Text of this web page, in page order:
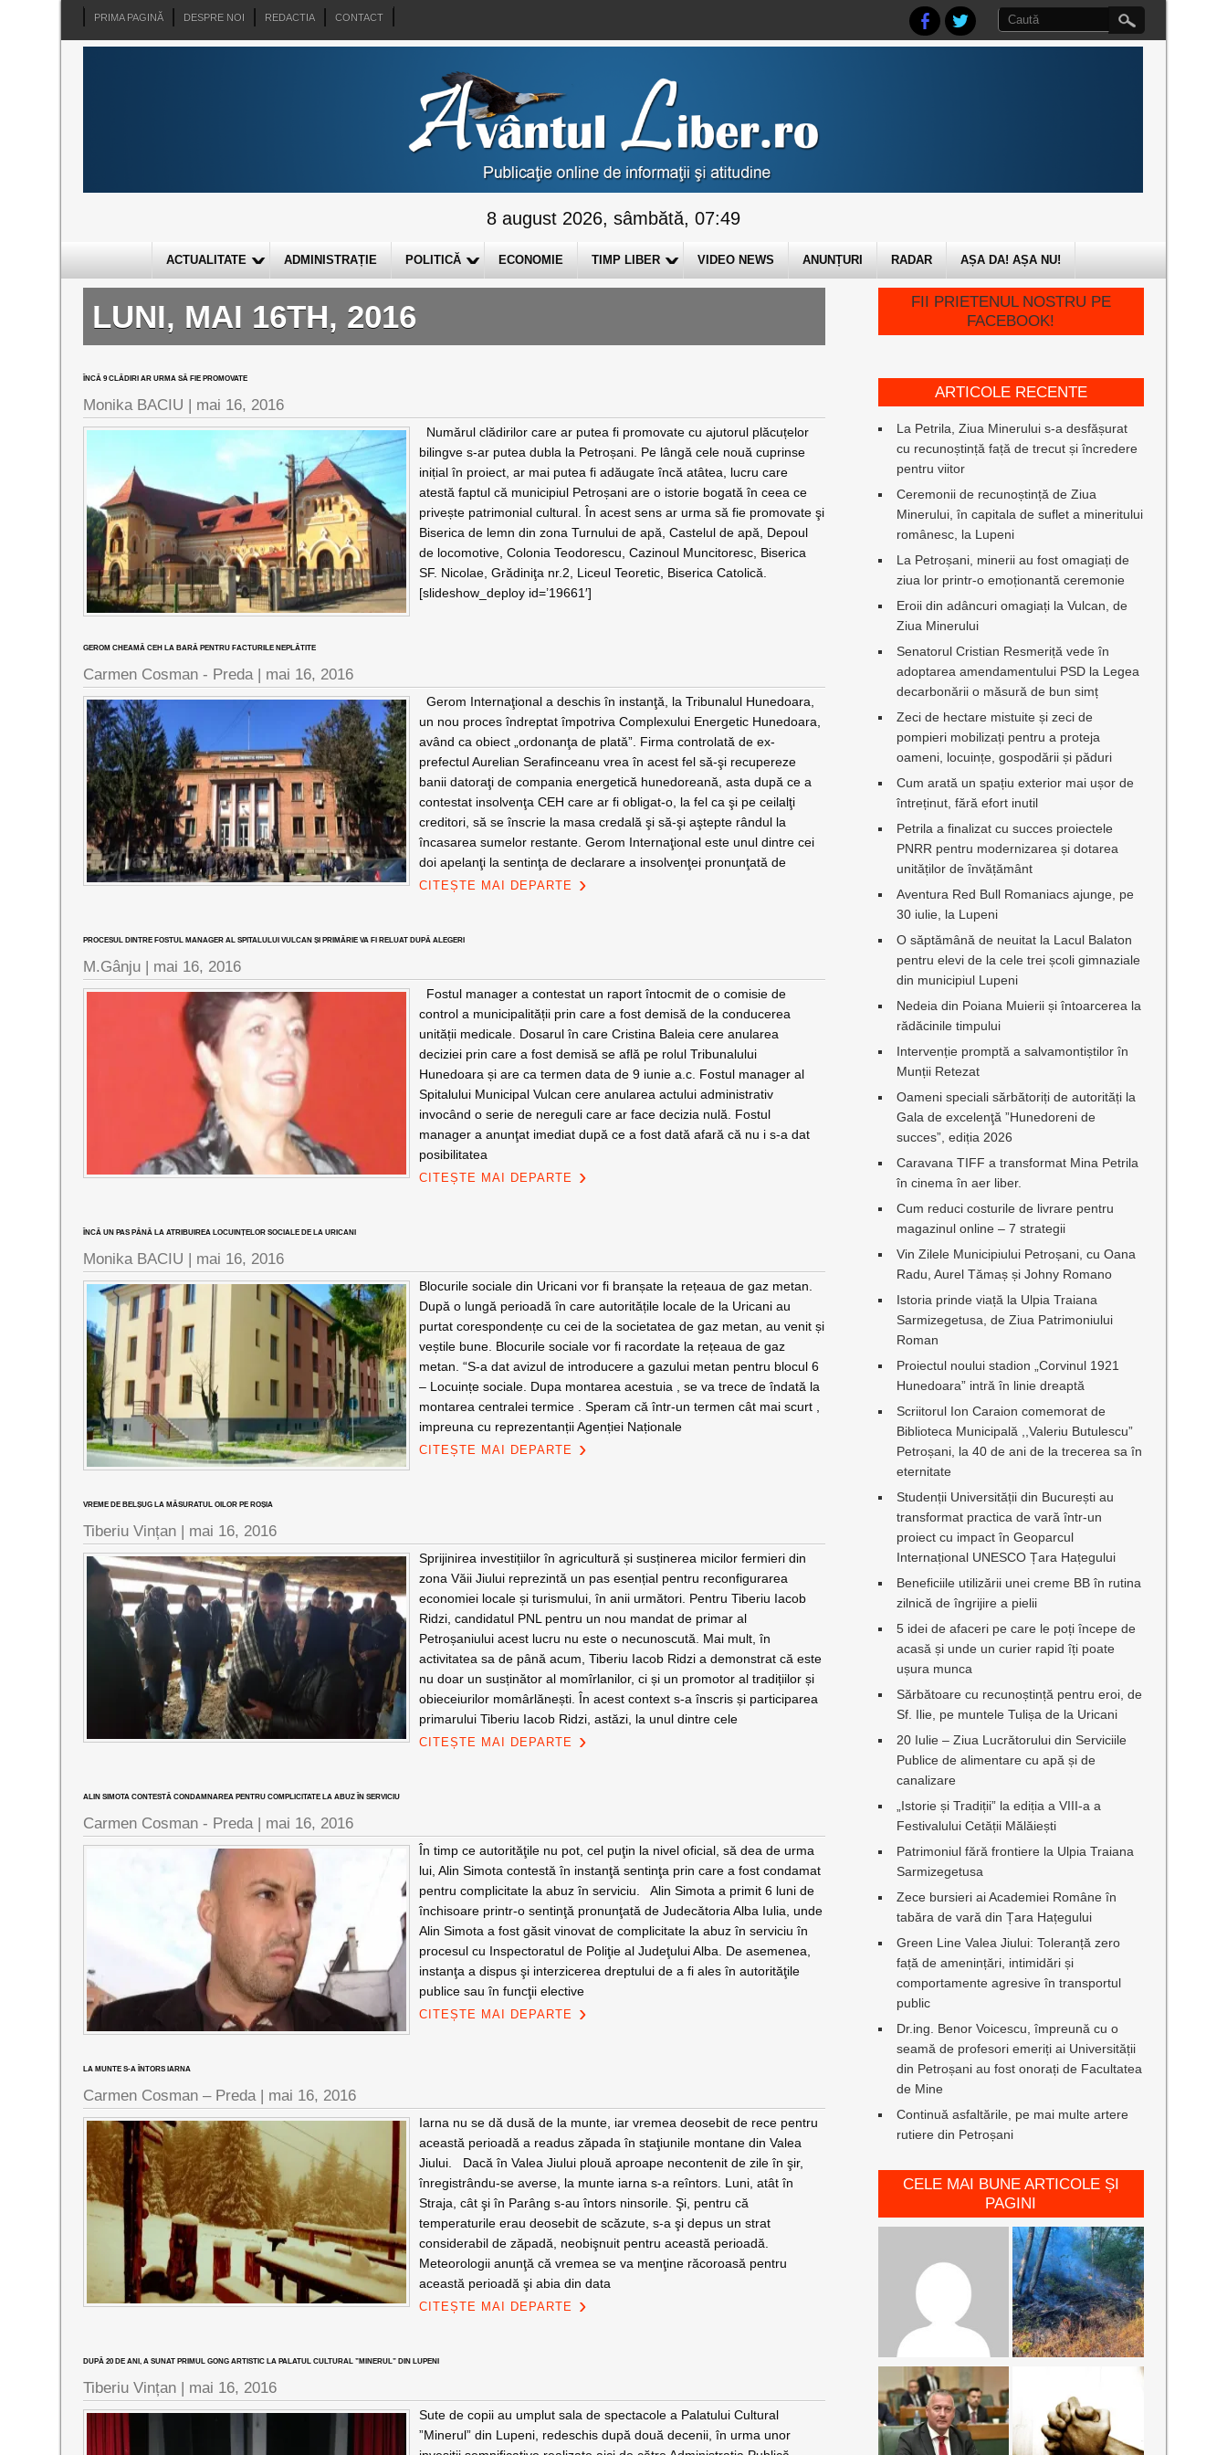
PRIMA PAGINĂ DESPRE NOI REDACTIA CONTACT
8 august 2026, sâmbătă, 07:49
ACTUALITATE ADMINISTRAȚIE POLITICĂ ECONOMIE TIMP LIBER VIDEO NEWS ANUNȚURI RADAR AȘA DA! AȘA NU!
LUNI, MAI 16TH, 2016
ÎNCĂ 9 CLĂDIRI AR URMA SĂ FIE PROMOVATE
Monika BACIU | mai 16, 2016
Numărul clădirilor care ar putea fi promovate cu ajutorul plăcuțelor
bilingve s-ar putea dubla la Petroșani. Pe lângă cele nouă cuprinse
inițial în proiect, ar mai putea fi adăugate încă atâtea, lucru care
atestă faptul că municipiul Petroșani are o istorie bogată în ceea ce
privește patrimonial cultural. În acest sens ar urma să fie promovate şi
Biserica de lemn din zona Turnului de apă, Castelul de apă, Depoul
de locomotive, Colonia Teodorescu, Cazinoul Muncitoresc, Biserica
SF. Nicolae, Grădiniţa nr.2, Liceul Teoretic, Biserica Catolică.
[slideshow_deploy id=’19661′]
GEROM CHEAMĂ CEH LA BARĂ PENTRU FACTURILE NEPLĂTITE
Carmen Cosman - Preda | mai 16, 2016
Gerom Internaţional a deschis în instanţă, la Tribunalul Hunedoara,
un nou proces îndreptat împotriva Complexului Energetic Hunedoara,
având ca obiect „ordonanţa de plată”. Firma controlată de ex-
prefectul Aurelian Serafinceanu vrea în acest fel să-şi recupereze
banii datoraţi de compania energetică hunedoreană, asta după ce a
contestat insolvenţa CEH care ar fi obligat-o, la fel ca şi pe ceilalţi
creditori, să se înscrie la masa credală şi să-şi aştepte rândul la
încasarea sumelor restante. Gerom Internaţional este unul dintre cei
doi apelanţi la sentinţa de declarare a insolvenţei pronunţată de
CITEȘTE MAI DEPARTE
PROCESUL DINTRE FOSTUL MANAGER AL SPITALULUI VULCAN ȘI PRIMĂRIE VA FI RELUAT DUPĂ ALEGERI
M.Gânju | mai 16, 2016
Fostul manager a contestat un raport întocmit de o comisie de
control a municipalității prin care a fost demisă de la conducerea
unității medicale. Dosarul în care Cristina Baleia cere anularea
deciziei prin care a fost demisă se află pe rolul Tribunalului
Hunedoara și are ca termen data de 9 iunie a.c. Fostul manager al
Spitalului Municipal Vulcan cere anularea actului administrativ
invocând o serie de nereguli care ar face decizia nulă. Fostul
manager a anunţat imediat după ce a fost dată afară că nu i s-a dat
posibilitatea
CITEȘTE MAI DEPARTE
ÎNCĂ UN PAS PÂNĂ LA ATRIBUIREA LOCUINȚELOR SOCIALE DE LA URICANI
Monika BACIU | mai 16, 2016
Blocurile sociale din Uricani vor fi branșate la rețeaua de gaz metan.
După o lungă perioadă în care autoritățile locale de la Uricani au
purtat corespondențe cu cei de la societatea de gaz metan, au venit și
veștile bune. Blocurile sociale vor fi racordate la rețeaua de gaz
metan. “S-a dat avizul de introducere a gazului metan pentru blocul 6
– Locuințe sociale. Dupa montarea acestuia , se va trece de îndată la
montarea centralei termice . Speram că într-un termen cât mai scurt ,
impreuna cu reprezentanții Agenției Naționale
CITEȘTE MAI DEPARTE
VREME DE BELȘUG LA MĂSURATUL OILOR PE ROȘIA
Tiberiu Vințan | mai 16, 2016
Sprijinirea investițiilor în agricultură și susținerea micilor fermieri din
zona Văii Jiului reprezintă un pas esențial pentru reconfigurarea
economiei locale și turismului, în anii următori. Pentru Tiberiu Iacob
Ridzi, candidatul PNL pentru un nou mandat de primar al
Petroșaniului acest lucru nu este o necunoscută. Mai mult, în
activitatea sa de până acum, Tiberiu Iacob Ridzi a demonstrat că este
nu doar un susținător al momîrlanilor, ci și un promotor al tradițiilor și
obieceiurilor momârlănești. În acest context s-a înscris și participarea
primarului Tiberiu Iacob Ridzi, astăzi, la unul dintre cele
CITEȘTE MAI DEPARTE
ALIN SIMOTA CONTESTĂ CONDAMNAREA PENTRU COMPLICITATE LA ABUZ ÎN SERVICIU
Carmen Cosman - Preda | mai 16, 2016
În timp ce autorităţile nu pot, cel puţin la nivel oficial, să dea de urma
lui, Alin Simota contestă în instanţă sentinţa prin care a fost condamat
pentru complicitate la abuz în serviciu. Alin Simota a primit 6 luni de
închisoare printr-o sentinţă pronunţată de Judecătoria Alba Iulia, unde
Alin Simota a fost găsit vinovat de complicitate la abuz în serviciu în
procesul cu Inspectoratul de Poliţie al Judeţului Alba. De asemenea,
instanţa a dispus şi interzicerea dreptului de a fi ales în autorităţile
publice sau în funcţii elective
CITEȘTE MAI DEPARTE
LA MUNTE S-A ÎNTORS IARNA
Carmen Cosman – Preda | mai 16, 2016
Iarna nu se dă dusă de la munte, iar vremea deosebit de rece pentru
această perioadă a readus zăpada în staţiunile montane din Valea
Jiului. Dacă în Valea Jiului plouă aproape necontenit de zile în şir,
înregistrându-se averse, la munte iarna s-a reîntors. Luni, atât în
Straja, cât şi în Parâng s-au întors ninsorile. Şi, pentru că
temperaturile erau deosebit de scăzute, s-a şi depus un strat
considerabil de zăpadă, neobişnuit pentru această perioadă.
Meteorologii anunţă că vremea se va menţine răcoroasă pentru
această perioadă şi abia din data
CITEȘTE MAI DEPARTE
DUPĂ 20 DE ANI, A SUNAT PRIMUL GONG ARTISTIC LA PALATUL CULTURAL ”MINERUL” DIN LUPENI
Tiberiu Vințan | mai 16, 2016
Sute de copii au umplut sala de spectacole a Palatului Cultural
”Minerul” din Lupeni, redeschis după două decenii, în urma unor
FII PRIETENUL NOSTRU PE
FACEBOOK!
ARTICOLE RECENTE
La Petrila, Ziua Minerului s-a desfășurat
cu recunoștință față de trecut și încredere
pentru viitor
Ceremonii de recunoștință de Ziua
Minerului, în capitala de suflet a mineritului
românesc, la Lupeni
La Petroșani, minerii au fost omagiați de
ziua lor printr-o emoționantă ceremonie
Eroii din adâncuri omagiați la Vulcan, de
Ziua Minerului
Senatorul Cristian Resmeriță vede în
adoptarea amendamentului PSD la Legea
decarbonării o măsură de bun simț
Zeci de hectare mistuite și zeci de
pompieri mobilizați pentru a proteja
oameni, locuințe, gospodării și păduri
Cum arată un spațiu exterior mai ușor de
întreținut, fără efort inutil
Petrila a finalizat cu succes proiectele
PNRR pentru modernizarea și dotarea
unităților de învățământ
Aventura Red Bull Romaniacs ajunge, pe
30 iulie, la Lupeni
O săptămână de neuitat la Lacul Balaton
pentru elevi de la cele trei școli gimnaziale
din municipiul Lupeni
Nedeia din Poiana Muierii și întoarcerea la
rădăcinile timpului
Intervenție promptă a salvamontiștilor în
Munții Retezat
Oameni speciali sărbătoriți de autorități la
Gala de excelenţă ”Hunedoreni de
succes”, ediția 2026
Caravana TIFF a transformat Mina Petrila
în cinema în aer liber.
Cum reduci costurile de livrare pentru
magazinul online – 7 strategii
Vin Zilele Municipiului Petroșani, cu Oana
Radu, Aurel Tămaș și Johny Romano
Istoria prinde viață la Ulpia Traiana
Sarmizegetusa, de Ziua Patrimoniului
Roman
Proiectul noului stadion „Corvinul 1921
Hunedoara” intră în linie dreaptă
Scriitorul Ion Caraion comemorat de
Biblioteca Municipală ,,Valeriu Butulescu”
Petroșani, la 40 de ani de la trecerea sa în
eternitate
Studenții Universității din București au
transformat practica de vară într-un
proiect cu impact în Geoparcul
Internațional UNESCO Țara Hațegului
Beneficiile utilizării unei creme BB în rutina
zilnică de îngrijire a pielii
5 idei de afaceri pe care le poți începe de
acasă și unde un curier rapid îți poate
ușura munca
Sărbătoare cu recunoștință pentru eroi, de
Sf. Ilie, pe muntele Tulișa de la Uricani
20 Iulie – Ziua Lucrătorului din Serviciile
Publice de alimentare cu apă și de
canalizare
„Istorie și Tradiții” la ediția a VIII-a a
Festivalului Cetății Mălăiești
Patrimoniul fără frontiere la Ulpia Traiana
Sarmizegetusa
Zece bursieri ai Academiei Române în
tabăra de vară din Țara Hațegului
Green Line Valea Jiului: Toleranță zero
față de amenințări, intimidări și
comportamente agresive în transportul
public
Dr.ing. Benor Voicescu, împreună cu o
seamă de profesori emeriți ai Universității
din Petroșani au fost onorați de Facultatea
de Mine
Continuă asfaltările, pe mai multe artere
rutiere din Petroșani
CELE MAI BUNE ARTICOLE ȘI
PAGINI